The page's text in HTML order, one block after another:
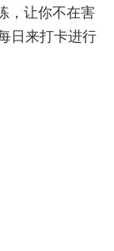
，让你不在害
日来打卡进行